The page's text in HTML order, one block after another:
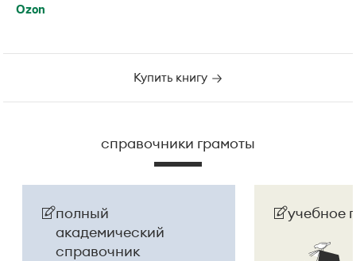
Ozon
Купить книгу
справочники грамоты
полный
академический
справочник
учебное